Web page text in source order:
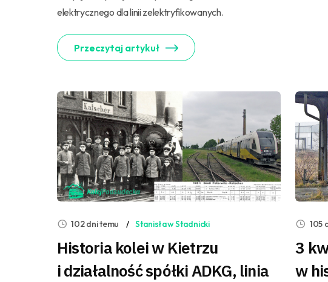
elektrycznego dla linii zelektryfikowanych.
Przeczytaj artykuł
102 dni temu Stanisław Stadnicki
Historia kolei w Kietrzu
i działalność spółki ADKG, linia
105
3
w